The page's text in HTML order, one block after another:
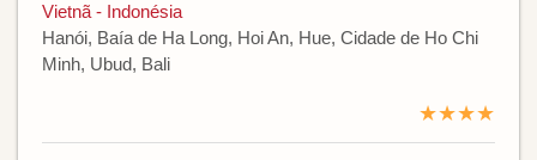
Vietnã - Indonésia
Hanói, Baía de Ha Long, Hoi An, Hue, Cidade de Ho Chi
Minh, Ubud, Bali
★★★★